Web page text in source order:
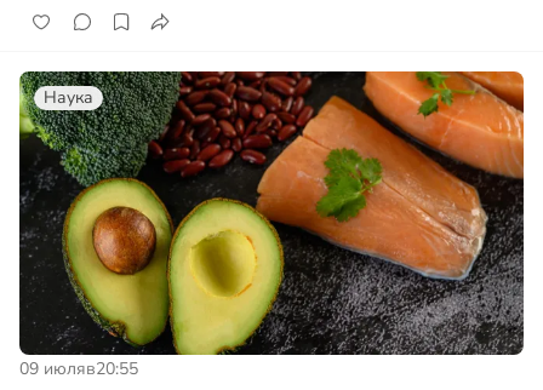
Наука
09 июляв20:55